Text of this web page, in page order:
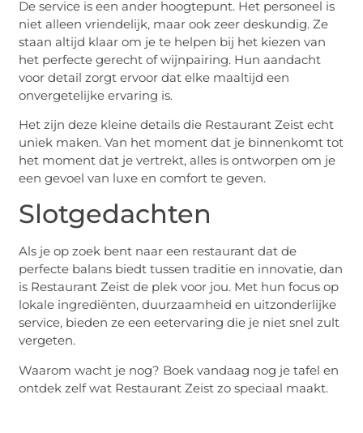
De service is een ander hoogtepunt. Het personeel is
niet alleen vriendelijk, maar ook zeer deskundig. Ze
staan altijd klaar om je te helpen bij het kiezen van
het perfecte gerecht of wijnpairing. Hun aandacht
voor detail zorgt ervoor dat elke maaltijd een
onvergetelijke ervaring is.
Het zijn deze kleine details die Restaurant Zeist echt
uniek maken. Van het moment dat je binnenkomt tot
het moment dat je vertrekt, alles is ontworpen om je
een gevoel van luxe en comfort te geven.
Slotgedachten
Als je op zoek bent naar een restaurant dat de
perfecte balans biedt tussen traditie en innovatie, dan
is Restaurant Zeist de plek voor jou. Met hun focus op
lokale ingrediënten, duurzaamheid en uitzonderlijke
service, bieden ze een eetervaring die je niet snel zult
vergeten.
Waarom wacht je nog? Boek vandaag nog je tafel en
ontdek zelf wat Restaurant Zeist zo speciaal maakt.